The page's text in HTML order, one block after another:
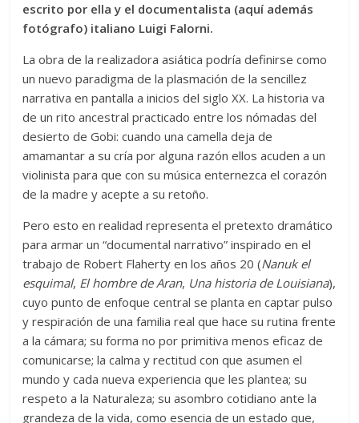
escrito por ella y el documentalista (aquí además
fotógrafo) italiano Luigi Falorni.
La obra de la realizadora asiática podría definirse como
un nuevo paradigma de la plasmación de la sencillez
narrativa en pantalla a inicios del siglo XX. La historia va
de un rito ancestral practicado entre los nómadas del
desierto de Gobi: cuando una camella deja de
amamantar a su cría por alguna razón ellos acuden a un
violinista para que con su música enternezca el corazón
de la madre y acepte a su retoño.
Pero esto en realidad representa el pretexto dramático
para armar un “documental narrativo” inspirado en el
trabajo de Robert Flaherty en los años 20 (Nanuk el
esquimal, El hombre de Aran, Una historia de Louisiana),
cuyo punto de enfoque central se planta en captar pulso
y respiración de una familia real que hace su rutina frente
a la cámara; su forma no por primitiva menos eficaz de
comunicarse; la calma y rectitud con que asumen el
mundo y cada nueva experiencia que les plantea; su
respeto a la Naturaleza; su asombro cotidiano ante la
grandeza de la vida, como esencia de un estado que,